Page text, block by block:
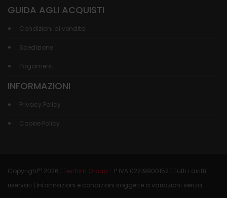
GUIDA AGLI ACQUISTI
Condizioni di vendita
Spedizione
Pagamenti
INFORMAZIONI
Privacy Policy
Cookie Policy
Copyright© 2026 | Techim Group - P.IVA 02219900152 | Tutti i diritti
riservati | Informazioni e condizioni soggette a variazioni senza